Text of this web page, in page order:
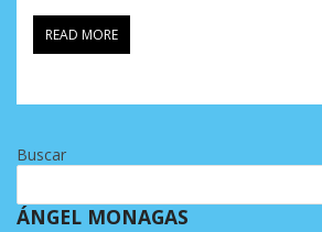
READ MORE
Buscar
ÁNGEL MONAGAS